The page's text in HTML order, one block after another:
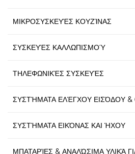
ΜΙΚΡΟΣΥΣΚΕΥΈΣ ΚΟΥΖΊΝΑΣ
ΣΥΣΚΕΥΈΣ ΚΑΛΛΩΠΙΣΜΟΎ
ΤΗΛΕΦΩΝΙΚΈΣ ΣΥΣΚΕΥΈΣ
ΣΥΣΤΉΜΑΤΑ ΕΛΈΓΧΟΥ ΕΙΣΌΔΟΥ
ΣΥΣΤΉΜΑΤΑ ΕΙΚΌΝΑΣ ΚΑΙ ΉΧΟΥ
ΜΠΑΤΑΡΊΕΣ & ΑΝΑΛΏΣΙΜΑ ΥΛΙΚΆ